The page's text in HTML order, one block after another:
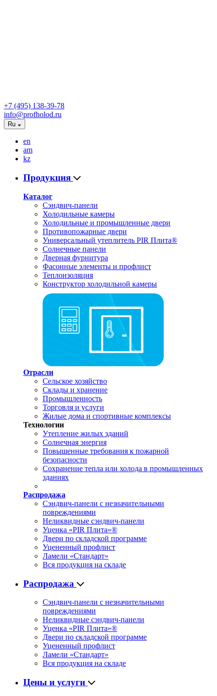
+7 (495) 138-39-78
info@profholod.ru
Ru
en
am
kz
Продукция
Каталог
Сэндвич-панели
Холодильные камеры
Холодильные и промышленные двери
Противопожарные двери
Универсальный утеплитель PIR Плита®
Солнечные панели
Дверная фурнитура
Фасонные элементы и профлист
Теплоизоляция
Конструктор холодильной камеры
Отрасли
Сельское хозяйство
Склады и хранение
Промышленность
Торговля и услуги
Жилые дома и спортивные комплексы
Технологии
Утепление жилых зданий
Солнечная энергия
Повышенные требования к пожарной
безопасности
Сохранение тепла или холода в промышленных
зданиях
Распродажа
Сэндвич-панели с незначительными
повреждениями
Неликвидные сэндвич-панели
Уценка «PIR Плита»®
Двери по складской программе
Уцененный профлист
Ламели «Стандарт»
Вся продукция на складе
Распродажа
Сэндвич-панели с незначительными
повреждениями
Неликвидные сэндвич-панели
Уценка «PIR Плита»®
Двери по складской программе
Уцененный профлист
Ламели «Стандарт»
Вся продукция на складе
Цены и услуги